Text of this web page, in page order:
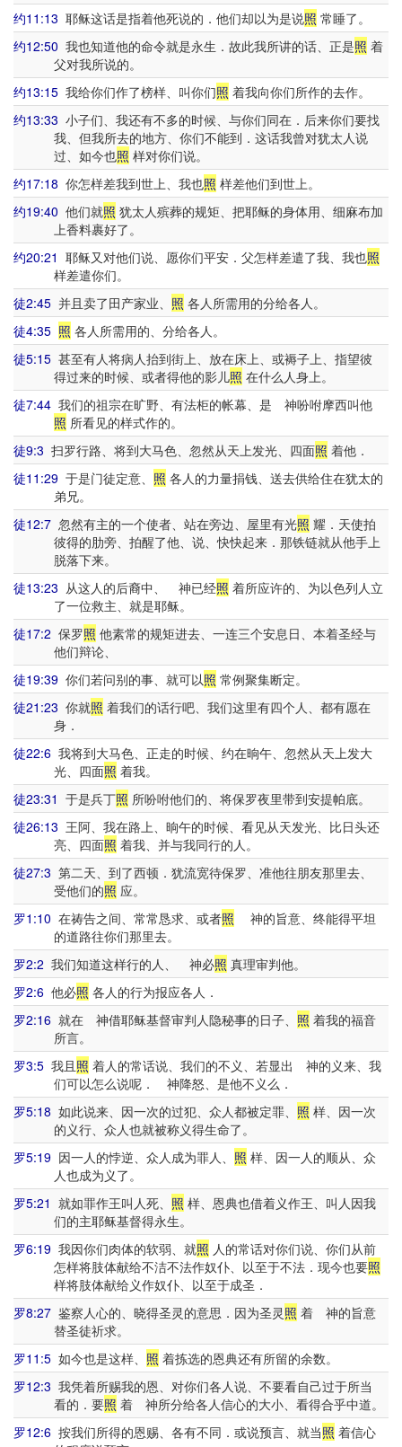
约11:13 耶稣这话是指着他死说的．他们却以为是说照 常睡了。
约12:50 我也知道他的命令就是永生．故此我所讲的话、正是照 着
父对我所说的。
约13:15 我给你们作了榜样、叫你们照 着我向你们所作的去作。
约13:33 小子们、我还有不多的时候、与你们同在．后来你们要找
我、但我所去的地方、你们不能到．这话我曾对犹太人说
过、如今也照 样对你们说。
约17:18 你怎样差我到世上、我也照 样差他们到世上。
约19:40 他们就照 犹太人殡葬的规矩、把耶稣的身体用、细麻布加
上香料裹好了。
约20:21 耶稣又对他们说、愿你们平安．父怎样差遣了我、我也照
样差遣你们。
徒2:45 并且卖了田产家业、 照 各人所需用的分给各人。
徒4:35 照 各人所需用的、分给各人。
徒5:15 甚至有人将病人抬到街上、放在床上、或褥子上、指望彼
得过来的时候、或者得他的影儿照 在什么人身上。
徒7:44 我们的祖宗在旷野、有法柜的帐幕、是 神吩咐摩西叫他
照 所看见的样式作的。
徒9:3 扫罗行路、将到大马色、忽然从天上发光、四面照 着他．
徒11:29 于是门徒定意、 照 各人的力量捐钱、送去供给住在犹太的
弟兄。
徒12:7 忽然有主的一个使者、站在旁边、屋里有光照 耀．天使拍
彼得的肋旁、拍醒了他、说、快快起来．那铁链就从他手上
脱落下来。
徒13:23 从这人的后裔中、 神已经照 着所应许的、为以色列人立
了一位救主、就是耶稣。
徒17:2 保罗照 他素常的规矩进去、一连三个安息日、本着圣经与
他们辩论、
徒19:39 你们若问别的事、就可以照 常例聚集断定。
徒21:23 你就照 着我们的话行吧、我们这里有四个人、都有愿在
身．
徒22:6 我将到大马色、正走的时候、约在晌午、忽然从天上发大
光、四面照 着我。
徒23:31 于是兵丁照 所吩咐他们的、将保罗夜里带到安提帕底。
徒26:13 王阿、我在路上、晌午的时候、看见从天发光、比日头还
亮、四面照 着我、并与我同行的人。
徒27:3 第二天、到了西顿．犹流宽待保罗、准他往朋友那里去、
受他们的照 应。
罗1:10 在祷告之间、常常恳求、或者照 神的旨意、终能得平坦
的道路往你们那里去。
罗2:2 我们知道这样行的人、 神必照 真理审判他。
罗2:6 他必照 各人的行为报应各人．
罗2:16 就在 神借耶稣基督审判人隐秘事的日子、 照 着我的福音
所言。
罗3:5 我且 照 着人的常话说、我们的不义、若显出 神的义来、我
们可以怎么说呢． 神降怒、是他不义么．
罗5:18 如此说来、因一次的过犯、众人都被定罪、 照 样、因一次
的义行、众人也就被称义得生命了。
罗5:19 因一人的悖逆、众人成为罪人、 照 样、因一人的顺从、众
人也成为义了。
罗5:21 就如罪作王叫人死、 照 样、恩典也借着义作王、叫人因我
们的主耶稣基督得永生。
罗6:19 我因你们肉体的软弱、就照 人的常话对你们说、你们从前
怎样将肢体献给不洁不法作奴仆、以至于不法．现今也要照
样将肢体献给义作奴仆、以至于成圣．
罗8:27 鉴察人心的、晓得圣灵的意思．因为圣灵照 着 神的旨意
替圣徒祈求。
罗11:5 如今也是这样、 照 着拣选的恩典还有所留的余数。
罗12:3 我凭着所赐我的恩、对你们各人说、不要看自己过于所当
看的．要照 着 神所分给各人信心的大小、看得合乎中道。
罗12:6 按我们所得的恩赐、各有不同．或说预言、就当照 着信心